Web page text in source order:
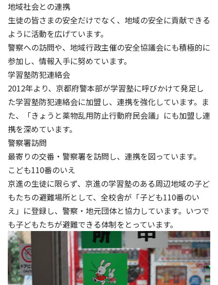
沿革
社歌
本社所在地
京進グループが目指す姿
子会社および関係会社
フランチャイズ事業
ソーシャルメディア公式アカウント
育児・暮らし
京進グループの事業所
人材育成の取り組み
CSRレポート
社会貢献活動
ミャンマーへの支援活動
オリジナルバッグプロジェクト
清華・京進発展フォーラム
立木奨学金
価値創造の取り組み
DX（デジタル変革）
DXビジョン・DX戦略
Kyoshin Digital Academy
卓越した安全・安心を目指して
基本方針
安全と安心への取り組み
株主・投資家の皆さまへ
ビジョン／経営方針
連結業績・財務
IRライブラリー
IRカレンダー
ディスクロージャーポリシー
よくあるご質問
免責事項
IRお問合せ
京進リクルートInstagram
新卒採用情報
新卒採用デジタルパンフレット
中途採用
講師（アルバイト）募集
保育事業 採用
日本語教育事業 採用
介護事業 採用
利用規約
個人情報保護方針
特別警報発令時の授業について
Copyright © KYOSHIN Co., Ltd. All rights reserved.
地域社会との連携
生徒の皆さまの安全だけでなく、地域の安全に貢献できる
ように活動を広げています。
警察への訪問や、地域行政主催の安全協議会にも積極的に
参加し、情報入手に努めています。
学習塾防犯連絡会
2012年より、京都府警本部が学習塾に呼びかけて発足し
た学習塾防犯連絡会に加盟し、連携を強化しています。ま
た、「きょうと薬物乱用防止行動府民会議」にも加盟し連
携を深めています。
警察署訪問
最寄りの交番・警察署を訪問し、連携を図っています。
こども110番のいえ
京進の生徒に限らず、京進の学習塾のある周辺地域の子ど
もたちの避難場所として、全校舎が「子ども110番のい
え」に登録し、警察・地元団体と協力しています。いつで
も子どもたちが避難できる体制をとっています。